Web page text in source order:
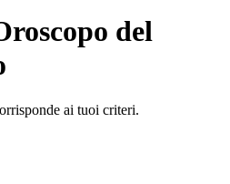
del
ai tuoi criteri.